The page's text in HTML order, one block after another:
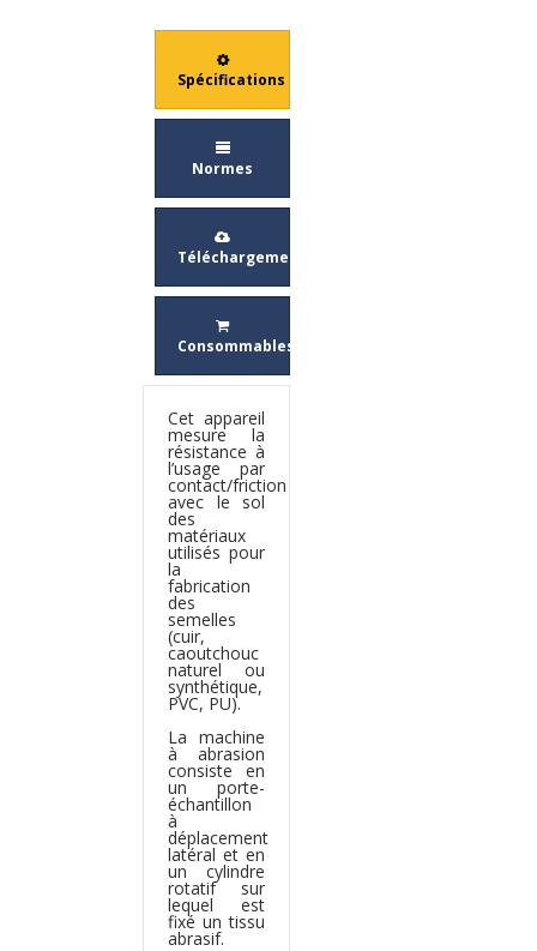
Spécifications
Normes
Téléchargement
Consommables
Cet appareil
mesure la
résistance à
l’usage par
contact/friction
avec le sol
des
matériaux
utilisés pour
la
fabrication
des
semelles
(cuir,
caoutchouc
naturel ou
synthétique,
PVC, PU).
La machine
à abrasion
consiste en
un porte-
échantillon
à
déplacement
latéral et en
un cylindre
rotatif sur
lequel est
fixé un tissu
abrasif.